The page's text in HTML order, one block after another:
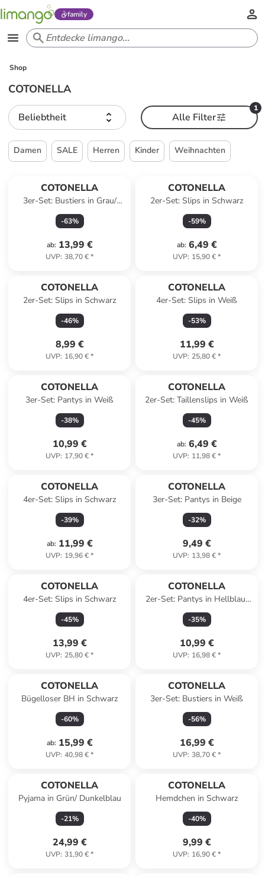
family
Shop
COTONELLA
Beliebtheit
1
Alle Filter
Damen SALE Herren Kinder Weihnachten
COTONELLA
3er-Set: Bustiers in Grau/
Dunkelblau/ Beige
-63%
ab: 13,99 €
UVP: 38,70 €*
COTONELLA
2er-Set: Slips in Schwarz
-59%
ab: 6,49 €
UVP: 15,90 €*
COTONELLA
2er-Set: Slips in Schwarz
-46%
8,99 €
UVP: 16,90 €*
COTONELLA
4er-Set: Slips in Weiß
-53%
11,99 €
UVP: 25,80 €*
COTONELLA
3er-Set: Pantys in Weiß
-38%
10,99 €
UVP: 17,90 €*
COTONELLA
2er-Set: Taillenslips in Weiß
-45%
ab: 6,49 €
UVP: 11,98 €*
COTONELLA
4er-Set: Slips in Schwarz
-39%
ab: 11,99 €
UVP: 19,96 €*
COTONELLA
3er-Set: Pantys in Beige
-32%
9,49 €
UVP: 13,98 €*
COTONELLA
4er-Set: Slips in Schwarz
-45%
13,99 €
UVP: 25,80 €*
COTONELLA
2er-Set: Pantys in Hellblau/
Dunkelblau
-35%
10,99 €
UVP: 16,98 €*
COTONELLA
Bügelloser BH in Schwarz
-60%
ab: 15,99 €
UVP: 40,98 €*
COTONELLA
3er-Set: Bustiers in Weiß
-56%
16,99 €
UVP: 38,70 €*
COTONELLA
Pyjama in Grün/ Dunkelblau
-21%
24,99 €
UVP: 31,90 €*
COTONELLA
Hemdchen in Schwarz
-40%
9,99 €
UVP: 16,90 €*